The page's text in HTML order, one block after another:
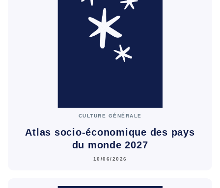
CULTURE GÉNÉRALE
Atlas socio-économique des pays
du monde 2027
10/06/2026